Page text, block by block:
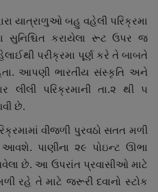
યાત્રાળુઓ બહુ વહેલી પરિક્રમા
કરાયેલા રૂટ ઉપર જ
પરીક્રમા પૂર્ણ કરે તે બાબતે
આપણી ભારતીય સંસ્કૃતિ અને
લીલી પરિક્રમાની તા.૨ થી ૫
છે.
વીજળી પુરવઠો સતત મળી
પાણીના ૨૯ પોઇન્ટ ઊભા
છે. આ ઉપરાંત પ્રવાસીઓ માટે
રહે તે માટે જરૂરી દવાનો સ્ટોક